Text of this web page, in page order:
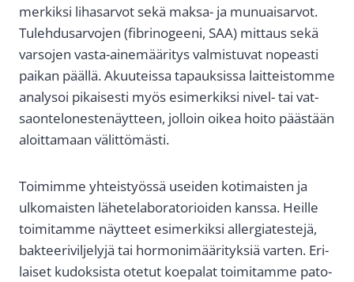
mer­kik­si liha­sar­vot sekä mak­sa- ja munuai­sar­vot.
Tuleh­dusar­vo­jen (fibri­no­gee­ni, SAA) mit­taus sekä
var­so­jen vas­ta-aine­mää­ri­tys val­mis­tu­vat nopeas­ti
pai­kan pääl­lä. Akuu­teis­sa tapauk­sis­sa lait­teis­tom­me
ana­ly­soi pikai­ses­ti myös esi­mer­kik­si nivel- tai vat­
saon­te­lo­nes­te­näyt­teen, jol­loin oikea hoi­to pääs­tään
aloit­ta­maan välit­tö­mäs­ti.
Toi­mim­me yhteis­työs­sä usei­den koti­mais­ten ja
ulko­mais­ten lähe­te­la­bo­ra­to­rioi­den kans­sa. Heil­le
toi­mi­tam­me näyt­teet esi­mer­kik­si aller­gia­tes­te­jä,
bak­tee­ri­vil­je­ly­jä tai hor­mo­ni­mää­ri­tyk­siä var­ten. Eri­
lai­set kudok­sis­ta ote­tut koe­pa­lat toi­mi­tam­me pato­